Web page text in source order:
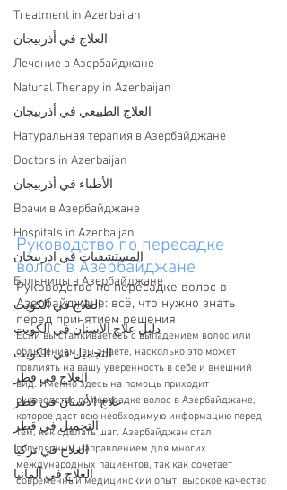
Treatment in Azerbaijan
العلاج في أذربيجان
Лечение в Азербайджане
Natural Therapy in Azerbaijan
العلاج الطبيعي في أذربيجان
Натуральная терапия в Азербайджане
Doctors in Azerbaijan
الأطباء في أذربيجان
Врачи в Азербайджане
Hospitals in Azerbaijan
المستشفيات في اذربيجان
Больницы в Азербайджане
العلاج في الكويت
دليل علاج الأسنان في الكويت
التجميل في الكويت
العلاج في قطر
علاج الأسنان في قطر
التجميل في قطر
العلاج في تركيا
العلاج في ألمانيا
Руководство по пересадке
волос в Азербайджане
Руководство по пересадке волос в
Азербайджане: всё, что нужно знать
перед принятием решения
Если вы сталкиваетесь с выпадением волос или
облысением, вы знаете, насколько это может
повлиять на вашу уверенность в себе и внешний
вид. Именно здесь на помощь приходит
руководство по пересадке волос в Азербайджане,
которое даст всю необходимую информацию перед
тем, как сделать шаг. Азербайджан стал
популярным направлением для многих
международных пациентов, так как сочетает
современный медицинский опыт, высокое качество